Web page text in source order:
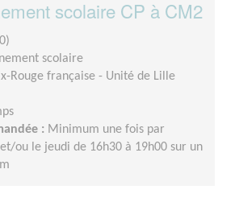
scolaire CP à CM2
scolaire
Rouge française - Unité de Lille
: Minimum une fois par
ou le jeudi de 16h30 à 19h00 sur un